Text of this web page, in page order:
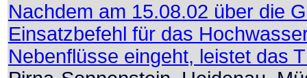
Nachdem am 15.08.02 über die
Einsatzbefehl für das
Nebenflüsse eingeht, leistet das